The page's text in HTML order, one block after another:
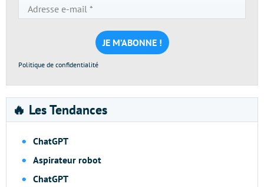
e-
mail
*
Politique de confidentialité
🔥 Les Tendances
ChatGPT
Aspirateur robot
ChatGPT